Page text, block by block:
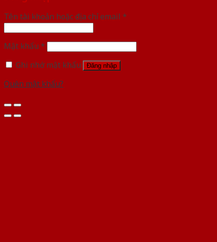
Tên tài khoản hoặc địa chỉ email *
Mật khẩu *
Ghi nhớ mật khẩu
Đăng nhập
Quên mật khẩu?